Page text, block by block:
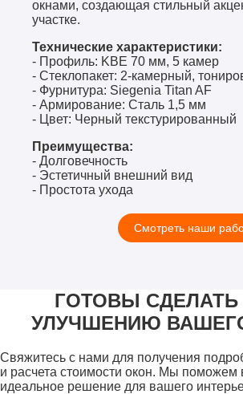
окнами, создающая стильный
участке.
Технические характеристики:
- Профиль: KBE 70 мм, 5 камер
- Стеклопакет: 2-камерный,
- Фурнитура: Siegenia Titan AF
- Армирование: Сталь 1,5 мм
- Цвет: Черный текстурированный
Преимущества:
- Долговечность
- Эстетичный внешний вид
- Простота ухода
Смотреть наши
ГОТОВЫ СДЕЛАТЬ
УЛУЧШЕНИЮ
Свяжитесь с нами для получения
и расчета стоимости окон. Мы поможем
идеальное решение для вашего